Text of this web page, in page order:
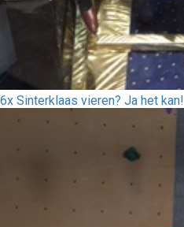
6x Sinterklaas vieren? Ja het kan!